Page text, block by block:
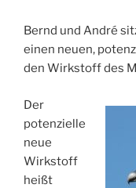
Bernd und André
einen neuen,
den Wirkstoff des
Der
potenzielle
neue
Wirkstoff
heißt